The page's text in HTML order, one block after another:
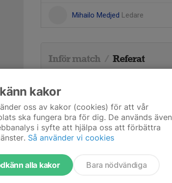
Mihailo Medjed Ledare
Inför match / Referat
kakor
oss av kakor (cookies) för att vår
ska fungera bra för dig. De används även
i syfte att hjälpa oss att förbättra
Så använder vi cookies
alla kakor Bara nödvändiga